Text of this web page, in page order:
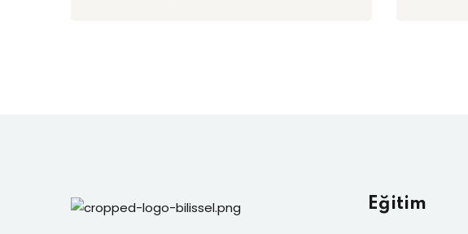
Eğitim